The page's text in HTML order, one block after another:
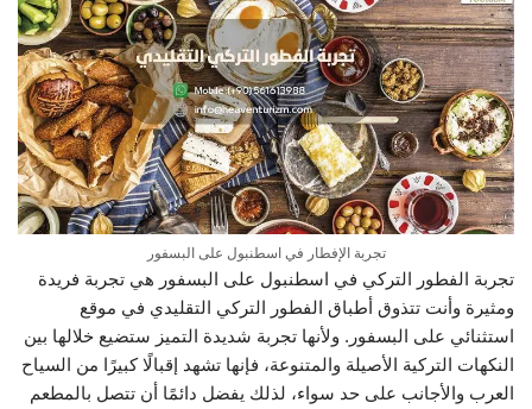
تجربة الإفطار في اسطنبول على البسفور
تجربة الفطور التركي في اسطنبول على البسفور هي تجربة فريدة
ومثيرة وأنت تتذوق أطباق الفطور التركي التقليدي في موقع
استثنائي على البسفور. ولأنها تجربة شديدة التميز ستضيع خلالها بين
النكهات التركية الأصيلة والمتنوعة، فإنها تشهد إقبالًا كبيرًا من السياح
العرب والأجانب على حد سواء، لذلك يفضل دائمًا أن تتصل بالمطعم